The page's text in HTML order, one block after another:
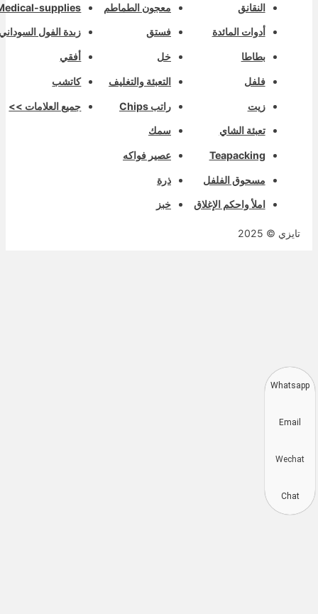
النقانق
أدوات المائدة
بطاطا
فلفل
زيت
تعبئة الشاي
Teapacking
مسحوق الفلفل
املأ واحكم الإغلاق
معجون الطماطم
فستق
خل
التعبئة والتغليف
راتب Chips
سمك
عصير فواكه
ذرة
خبز
Medical-supplies
زبدة الفول السوداني
أفقي
كاتشب
جميع العلامات >>
تايزي © 2025
简体中文
Aragonés
Chat